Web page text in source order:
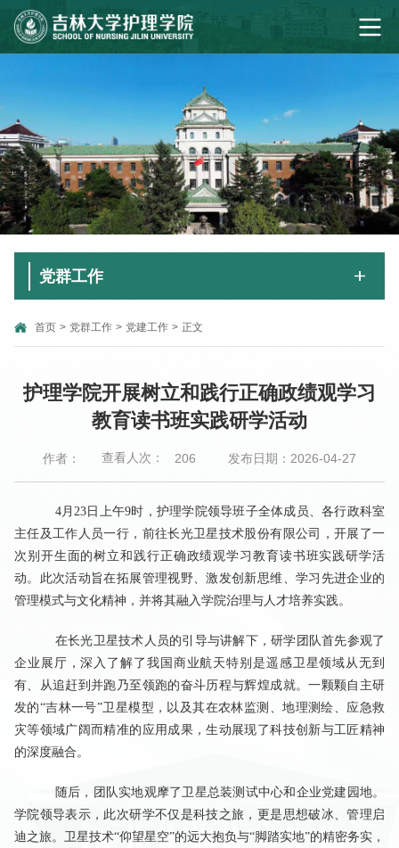
党群工作
首页 > 党群工作 > 党建工作 > 正文
护理学院开展树立和践行正确政绩观学习
教育读书班实践研学活动
作者： 查看人次： 206 发布日期：2026-04-27
4月23日上午9时，护理学院领导班子全体成员、各行政科室
主任及工作人员一行，前往长光卫星技术股份有限公司
，开展了一
次别开生面的树立和践行正确政绩观学习教育读书班实践研学活
动。此次活动旨在拓展管理视野、激发创新思维、学习先进企业的
管理模式与文化精神 ，并将其融入学院治理与人才培养实践。
在长光卫星技术人员的引导与讲解下，研学团队首先参观了
企业展厅 ，深入了解了我国商业航天特别是遥感卫星领域从无到
有、从追赶到并跑乃至领跑的奋斗历程与辉煌成就。一颗颗自主研
发的“吉林一号”卫星模型，以及其在农林监测、地理测绘、应急救
灾等领域广阔而精准的应用成果，生动展现了科技创新与工匠精神
的深度融合。
随后，团队实地观摩了卫星总装测试中心和企业党建园地。
学院领导表示，此次研学不仅是科技之旅，更是思想破冰、管理启
迪之旅。卫星技术“仰望星空”的远大抱负与“脚踏实地”的精密务实，